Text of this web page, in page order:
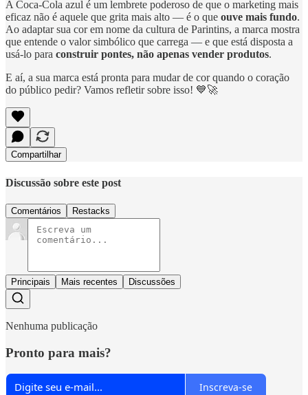
A Coca-Cola azul é um lembrete poderoso de que o marketing mais
eficaz não é aquele que grita mais alto — é o que ouve mais fundo.
Ao adaptar sua cor em nome da cultura de Parintins, a marca mostra
que entende o valor simbólico que carrega — e que está disposta a
usá-lo para construir pontes, não apenas vender produtos.
E aí, a sua marca está pronta para mudar de cor quando o coração
do público pedir? Vamos refletir sobre isso! 💙🚀
Compartilhar
Discussão sobre este post
Comentários Restacks
Principais Mais recentes Discussões
Nenhuma publicação
Pronto para mais?
Inscreva-se